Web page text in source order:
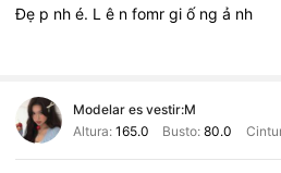
Đẹ p nhé. Lê nfomrgiố ngả nh
Modelar es vestir:M
Altura: 165.0 Busto:80.0